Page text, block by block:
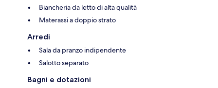
Biancheria da letto di alta qualità
Materassi a doppio strato
Arredi
Sala da pranzo indipendente
Salotto separato
Bagni e dotazioni